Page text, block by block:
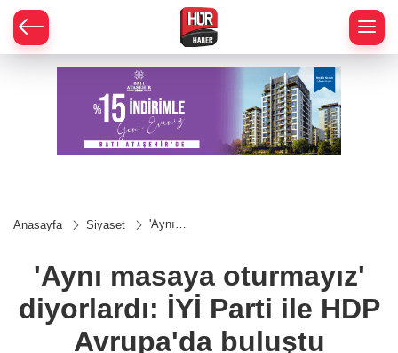
Anasayfa Siyaset
'Aynı
İYİ Parti
ile HDP
Avrupa'da
buluştu
'Aynı masaya oturmayız'
diyorlardı: İYİ Parti ile HDP
Avrupa'da buluştu